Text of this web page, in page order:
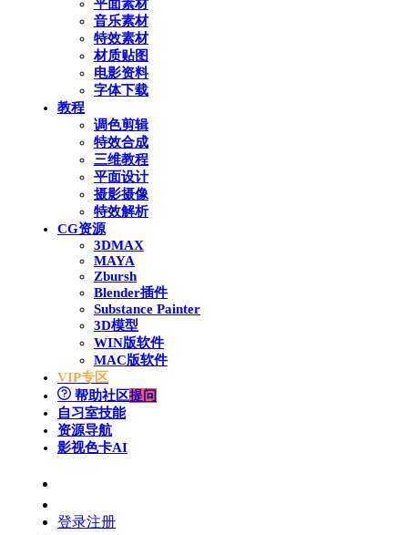
平面素材
音乐素材
特效素材
材质贴图
电影资料
字体下载
教程
调色剪辑
特效合成
三维教程
平面设计
摄影摄像
特效解析
CG资源
3DMAX
MAYA
Zbursh
Blender插件
Substance Painter
3D模型
WIN版软件
MAC版软件
VIP专区
帮助社区提问
自习室技能
资源导航
影视色卡AI
登录注册